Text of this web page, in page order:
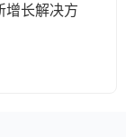
增长解决方